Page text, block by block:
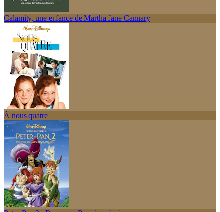
Calamity, une enfance de Martha Jane Cannary
À nous quatre